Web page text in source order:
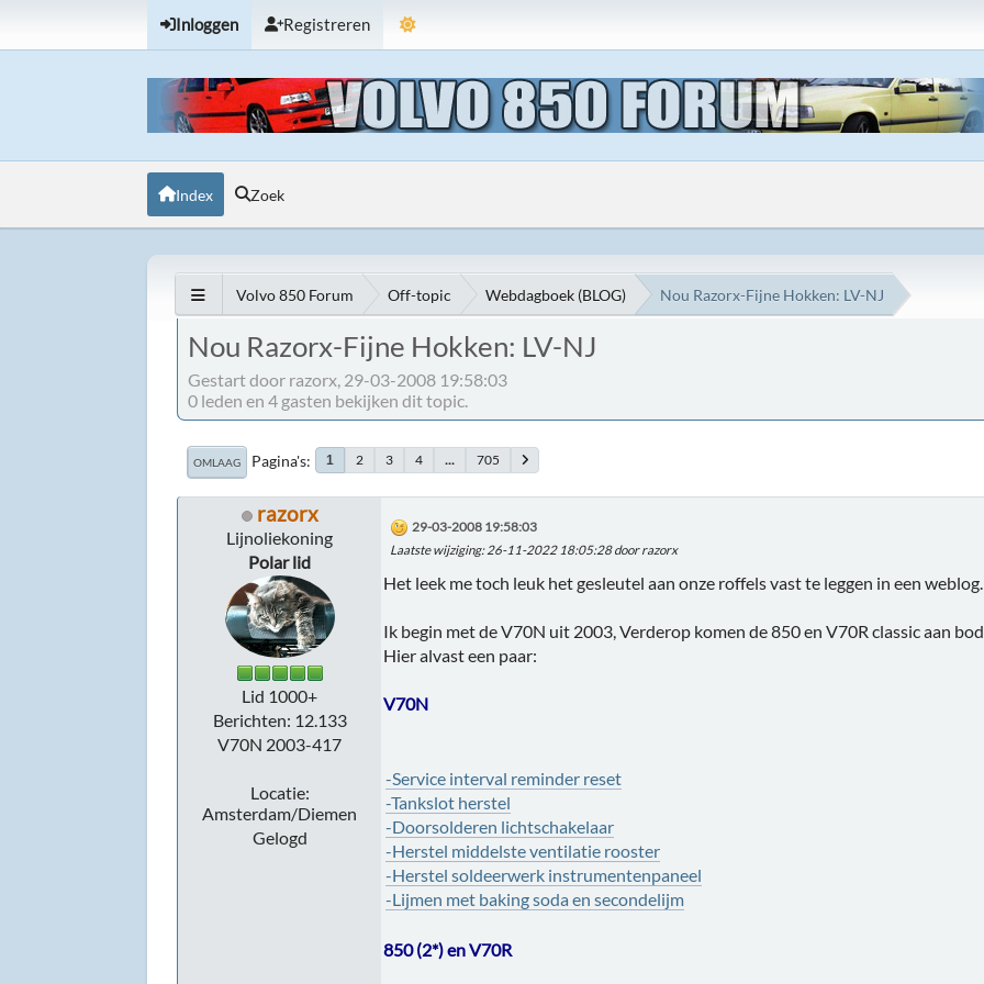
Inloggen Registreren
Index Zoek
Volvo 850 Forum Off-topic Webdagboek (BLOG) Nou Razorx-Fijne Hokken: LV-NJ
Nou Razorx-Fijne Hokken: LV-NJ
Gestart door razorx, 29-03-2008 19:58:03
0 leden en 4 gasten bekijken dit topic.
OMLAAG Pagina's 1 2 3 4 ... 705
razorx
Lijnoliekoning
Polar lid
Lid 1000+
Berichten: 12.133
V70N 2003-417
Locatie:
Amsterdam/Diemen
Gelogd
29-03-2008 19:58:03
Laatste wijziging: 26-11-2022 18:05:28 door razorx
Het leek me toch leuk het gesleutel aan onze roffels vast te leggen in een weblog.
Ik begin met de V70N uit 2003, Verderop komen de 850 en V70R classic aan bod
Hier alvast een paar:
V70N
-Service interval reminder reset
-Tankslot herstel
-Doorsolderen lichtschakelaar
-Herstel middelste ventilatie rooster
-Herstel soldeerwerk instrumentenpaneel
-Lijmen met baking soda en secondelijm
850 (2*) en V70R